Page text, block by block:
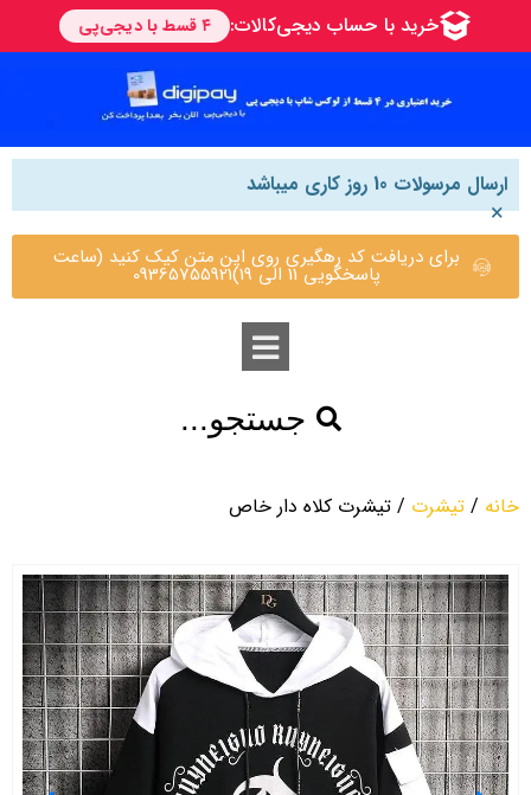
ارسال مرسولات 10 روز کاری میباشد
×
برای دریافت کد رهگیری روی این متن کیک کنید (ساعت
پاسخگویی 11 الی 19)09365755921
جستجو...
خانه / تیشرت / تیشرت کلاه دار خاص